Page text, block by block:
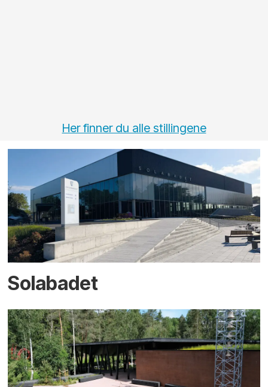
Her finner du alle stillingene
Solabadet